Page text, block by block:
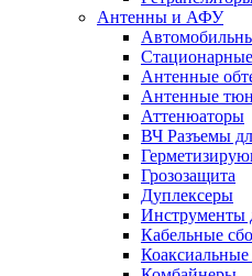
Антенны и АФУ
Антенные
Антенные
Аттенюаторы
ВЧ Разъемы
Грозозащита
Дуплексеры
Инструменты
Кабельные
Коаксиальные